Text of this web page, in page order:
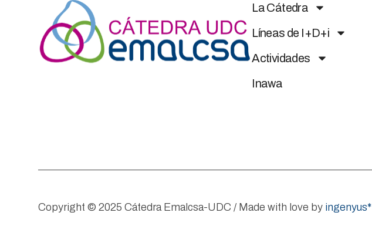
La Cátedra
Líneas de I+D+i
Actividades
Inawa
Copyright © 2025 Cátedra Emalcsa-UDC / Made with love by ingenyus*